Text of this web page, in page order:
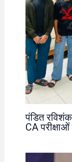
पंडित
CA